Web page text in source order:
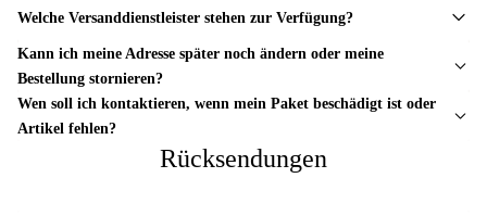
Welche Versanddienstleister stehen zur Verfügung?
Kann ich meine Adresse später noch ändern oder meine
Bestellung stornieren?
Wen soll ich kontaktieren, wenn mein Paket beschädigt ist oder
Artikel fehlen?
Rücksendungen